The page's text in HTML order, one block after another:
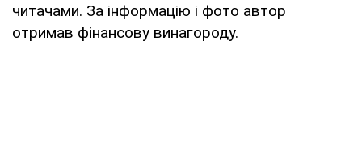
читачами. За інформацію і фото автор
отримав фінансову винагороду.